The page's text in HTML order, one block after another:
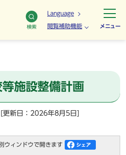
検索
Language
閲覧補助機能 メニュー
施設整備計画
[更新日：2026年8月5日]
ウィンドウで開きます